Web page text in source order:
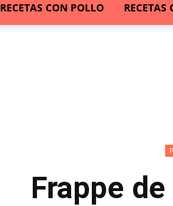
RECETAS CON POLLO RECETAS
Frappe